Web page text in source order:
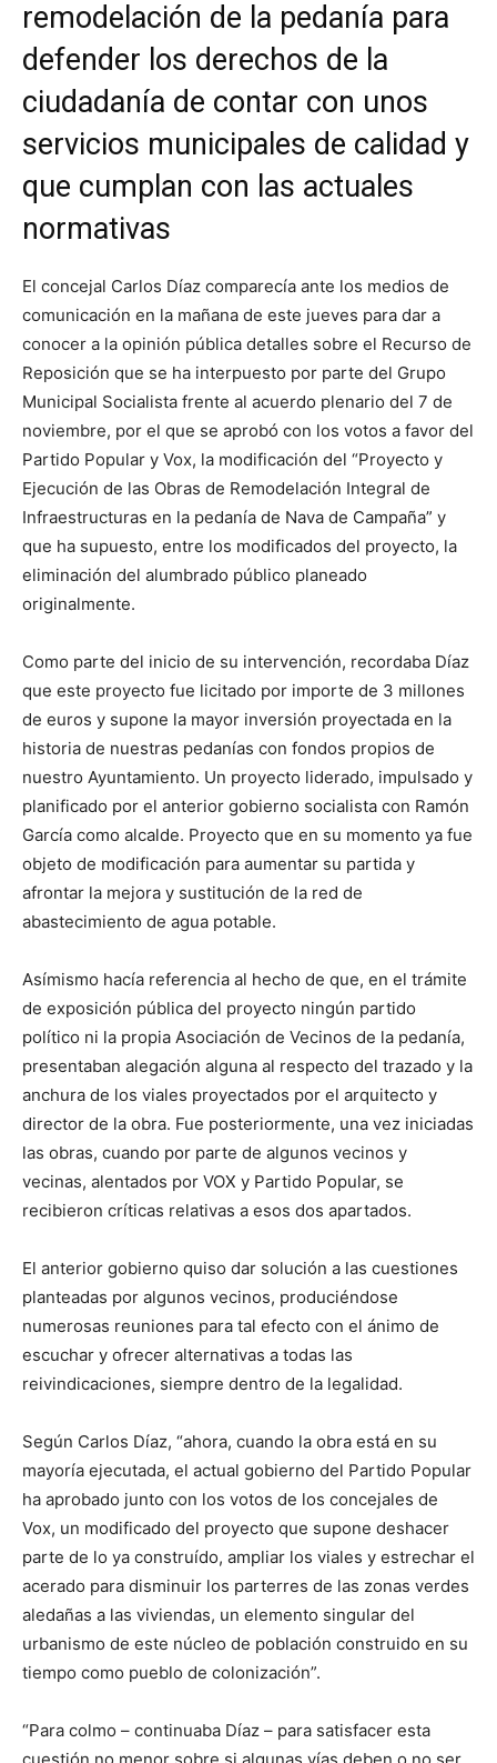
remodelación de la pedanía para
defender los derechos de la
ciudadanía de contar con unos
servicios municipales de calidad y
que cumplan con las actuales
normativas
El concejal Carlos Díaz comparecía ante los medios de
comunicación en la mañana de este jueves para dar a
conocer a la opinión pública detalles sobre el Recurso de
Reposición que se ha interpuesto por parte del Grupo
Municipal Socialista frente al acuerdo plenario del 7 de
noviembre, por el que se aprobó con los votos a favor del
Partido Popular y Vox, la modificación del “Proyecto y
Ejecución de las Obras de Remodelación Integral de
Infraestructuras en la pedanía de Nava de Campaña” y
que ha supuesto, entre los modificados del proyecto, la
eliminación del alumbrado público planeado
originalmente.
Como parte del inicio de su intervención, recordaba Díaz
que este proyecto fue licitado por importe de 3 millones
de euros y supone la mayor inversión proyectada en la
historia de nuestras pedanías con fondos propios de
nuestro Ayuntamiento. Un proyecto liderado, impulsado y
planificado por el anterior gobierno socialista con Ramón
García como alcalde. Proyecto que en su momento ya fue
objeto de modificación para aumentar su partida y
afrontar la mejora y sustitución de la red de
abastecimiento de agua potable.
Asímismo hacía referencia al hecho de que, en el trámite
de exposición pública del proyecto ningún partido
político ni la propia Asociación de Vecinos de la pedanía,
presentaban alegación alguna al respecto del trazado y la
anchura de los viales proyectados por el arquitecto y
director de la obra. Fue posteriormente, una vez iniciadas
las obras, cuando por parte de algunos vecinos y
vecinas, alentados por VOX y Partido Popular, se
recibieron críticas relativas a esos dos apartados.
El anterior gobierno quiso dar solución a las cuestiones
planteadas por algunos vecinos, produciéndose
numerosas reuniones para tal efecto con el ánimo de
escuchar y ofrecer alternativas a todas las
reivindicaciones, siempre dentro de la legalidad.
Según Carlos Díaz, “ahora, cuando la obra está en su
mayoría ejecutada, el actual gobierno del Partido Popular
ha aprobado junto con los votos de los concejales de
Vox, un modificado del proyecto que supone deshacer
parte de lo ya construído, ampliar los viales y estrechar el
acerado para disminuir los parterres de las zonas verdes
aledañas a las viviendas, un elemento singular del
urbanismo de este núcleo de población construido en su
tiempo como pueblo de colonización”.
“Para colmo – continuaba Díaz – para satisfacer esta